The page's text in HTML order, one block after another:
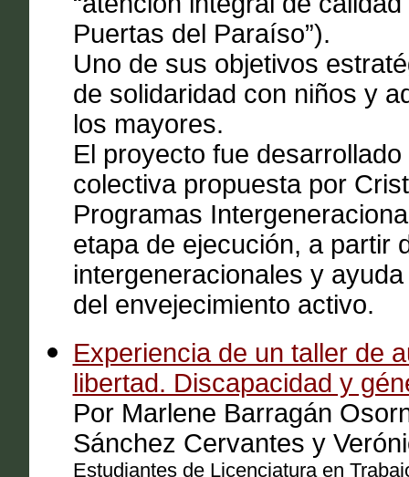
Puertas del Paraíso”).
Uno de sus objetivos
de solidaridad con niños y
los mayores.
El proyecto fue
colectiva propuesta por
Programas
etapa de ejecución, a partir
intergeneracionales y
del envejecimiento activo.
Experiencia de un taller de
libertad. Discapacidad y
Por Marlene Barragán
Sánchez Cervantes y
Estudiantes de Licenciatura en